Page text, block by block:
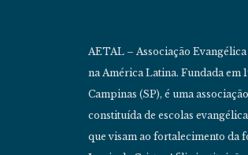
AETAL – Associação
na América Latina. Fundada em
Campinas (SP), é uma
constituída de escolas
que visam ao fortalecimento da